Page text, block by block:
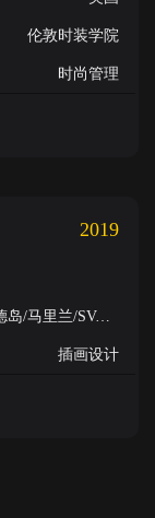
伦敦时装学院
时尚管理
2019
罗德岛/马里兰/SVA/芝加哥艺术学院
插画设计